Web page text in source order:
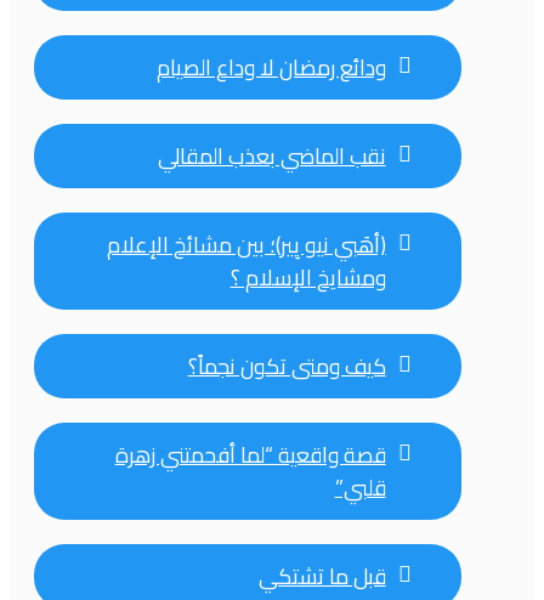
ودائع رمضان لا وداع الصيام
نقب الماضي بعذب المقالي
(أهَبي نيو يِير)؛ بين مشائخ الإعلام
ومشايخ الإسلام ؟
كيف ومتى تكون نجماً؟
قصة واقعية “لما أفحمتني زهرة
قلبي”
قبل ما تشتكي